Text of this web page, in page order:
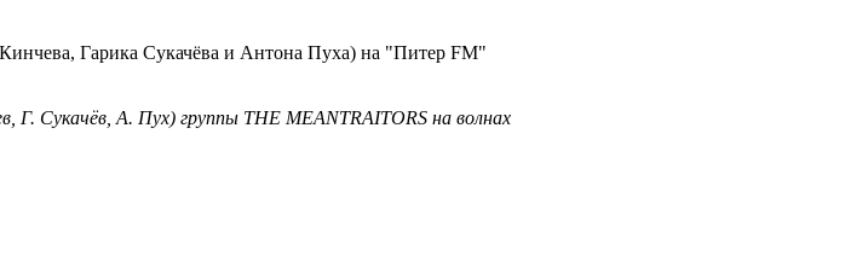
Гарика Сукачёва и Антона Пуха) на "Питер FM"
Г. Сукачёв, А. Пух) группы THE MEANTRAITORS на волнах